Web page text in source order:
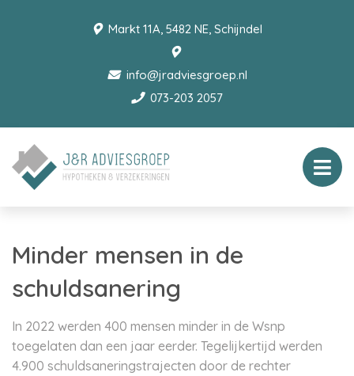
Markt 11A, 5482 NE, Schijndel
info@jradviesgroep.nl
073-203 2057
Minder mensen in de
schuldsanering
In 2022 werden 400 mensen minder in de Wsnp
toegelaten dan een jaar eerder. Tegelijkertijd werden
4.900 schuldsaneringstrajecten door de rechter